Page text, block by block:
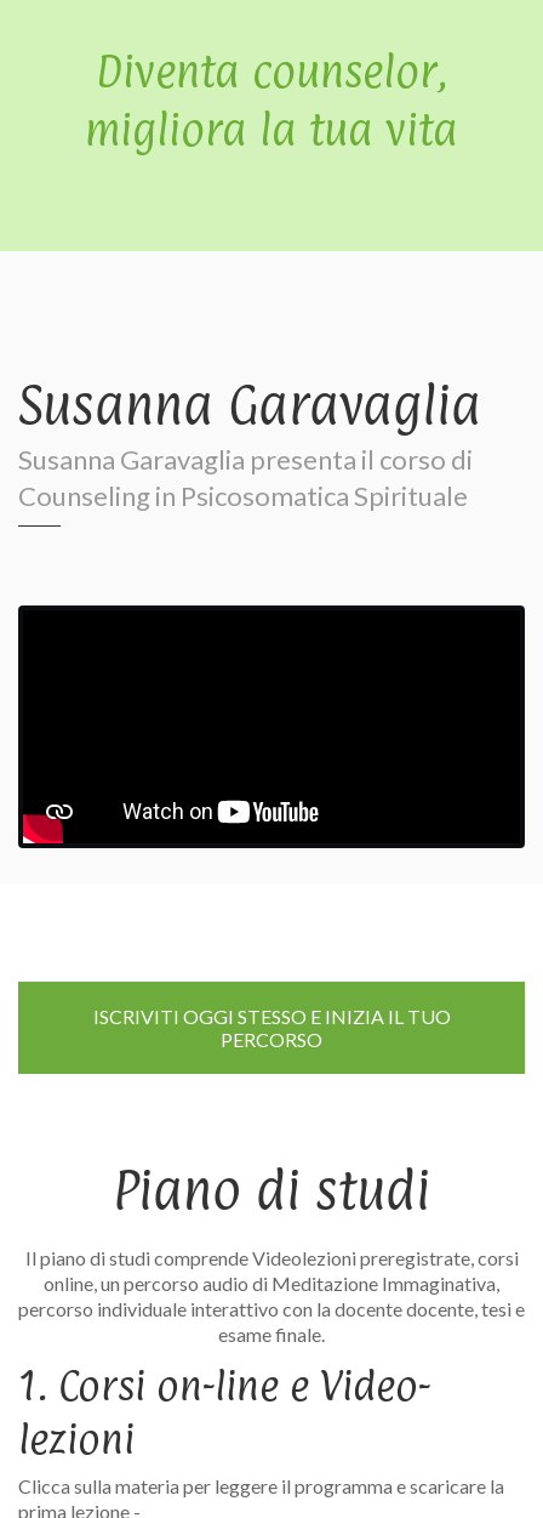
Diventa counselor,
migliora la tua vita
Susanna Garavaglia
Susanna Garavaglia presenta il corso di
Counseling in Psicosomatica Spirituale
ISCRIVITI OGGI STESSO E INIZIA IL TUO
PERCORSO
Piano di studi
Il piano di studi comprende Videolezioni preregistrate, corsi
online, un percorso audio di Meditazione Immaginativa,
percorso individuale interattivo con la docente docente, tesi e
esame finale.
1. Corsi on-line e Video-
lezioni
Clicca sulla materia per leggere il programma e scaricare la
prima lezione -